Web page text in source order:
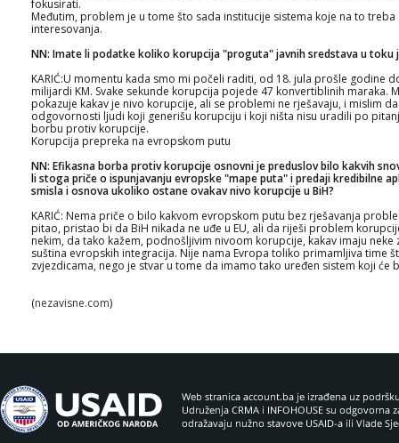
fokusirati.
Međutim, problem je u tome što sada institucije sistema koje na to
interesovanja.
NN: Imate li podatke koliko korupcija "proguta" javnih sredstava u toku
KARIĆ:U momentu kada smo mi počeli raditi, od 18. jula prošle godine
milijardi KM. Svake sekunde korupcija pojede 47 konvertiblinih maraka.
pokazuje kakav je nivo korupcije, ali se problemi ne rješavaju, i mislim
odgovornosti ljudi koji generišu korupciju i koji ništa nisu uradili po
borbu protiv korupcije.
Korupcija prepreka na evropskom putu
NN: Efikasna borba protiv korupcije osnovni je preduslov bilo kakvih
li stoga priče o ispunjavanju evropske "mape puta" i predaji kredibilne
smisla i osnova ukoliko ostane ovakav nivo korupcije u BiH?
KARIĆ: Nema priče o bilo kakvom evropskom putu bez rješavanja
pitao, pristao bi da BiH nikada ne uđe u EU, ali da riješi problem
nekim, da tako kažem, podnošljivim nivoom korupcije, kakav imaju
suština evropskih integracija. Nije nama Evropa toliko primamljiva time
zvjezdicama, nego je stvar u tome da imamo tako uređen sistem koji će
(nezavisne.com)